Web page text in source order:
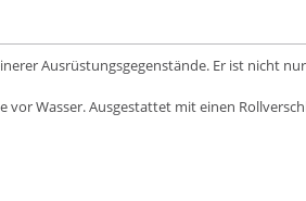
Ausrüstungsgegenstände. Er ist nicht
Wasser. Ausgestattet mit einen